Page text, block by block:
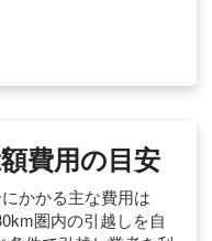
費用の目安
かかる主な費用は
圏内の引越しを自